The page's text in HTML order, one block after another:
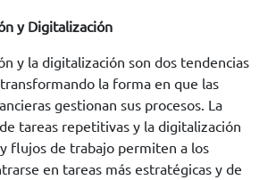
y Digitalización
y la digitalización son dos tendencias
la forma en que las
gestionan sus procesos. La
tareas repetitivas y la digitalización
flujos de trabajo permiten a los
en tareas más estratégicas y de